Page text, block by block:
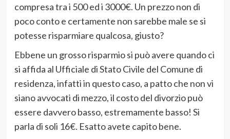
compresa tra i 500 ed i 3000€. Un prezzo non di
poco conto e certamente non sarebbe male se si
potesse risparmiare qualcosa, giusto?
Ebbene un grosso risparmio si può avere quando ci
si affida al Ufficiale di Stato Civile del Comune di
residenza, infatti in questo caso, a patto che non vi
siano avvocati di mezzo, il costo del divorzio può
essere davvero basso, estremamente basso! Si
parla di soli 16€. Esatto avete capito bene.